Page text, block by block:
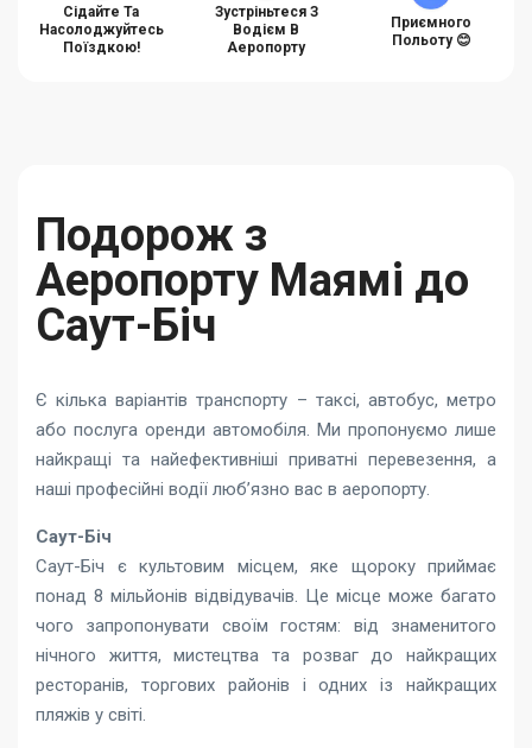
Сідайте Та
Насолоджуйтесь
Поїздкою!
Зустріньтеся З
Водієм В
Аеропорту
Приємного
Польоту 😊
Подорож з
Аеропорту Маямі до
Саут-Біч
Є кілька варіантів транспорту – таксі, автобус, метро
або послуга оренди автомобіля. Ми пропонуємо лише
найкращі та найефективніші приватні перевезення, а
наші професійні водії люб’язно вас в аеропорту.
Саут-Біч
Саут-Біч є культовим місцем, яке щороку приймає
понад 8 мільйонів відвідувачів. Це місце може багато
чого запропонувати своїм гостям: від знаменитого
нічного життя, мистецтва та розваг до найкращих
ресторанів, торгових районів і одних із найкращих
пляжів у світі.